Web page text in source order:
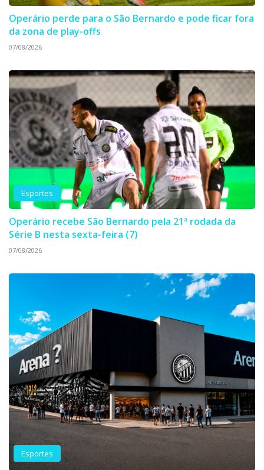
Operário perde para o São Bernardo e pode ficar fora
da zona de play-offs
07/08/2026
Esportes
Operário recebe São Bernardo pela 21ª rodada da
Série B nesta sexta-feira (7)
07/08/2026
Esportes